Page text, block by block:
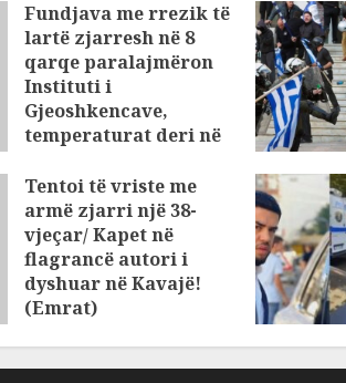
Fundjava me rrezik të
lartë zjarresh në 8
qarqe paralajmëron
Instituti i
Gjeoshkencave,
temperaturat deri në
AUGUST 8, 2026
Tentoi të vriste me
armë zjarri një 38-
vjeçar/ Kapet në
flagrancë autori i
dyshuar në Kavajë!
(Emrat)